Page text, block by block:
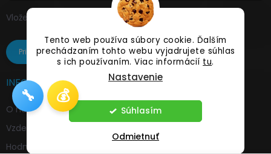
Tento web používa súbory cookie. Ďalším
prechádzaním tohto webu vyjadrujete súhlas
s ich používaním. Viac informácií tu.
Nastavenie
Odmietnuť
Súhlasím
Vložením e-mailu súhlasíte spodmienkami ochrany
Prihlásiť sa
INFORMÁCIE PRE VÁS
O nás
Vzdelávajte sa s nami
Hodnotenia a referencie od našich zákazníkov
🔧 💰